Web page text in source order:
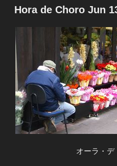
稿
日:
Hora de Choro Jun
オーラ・デ